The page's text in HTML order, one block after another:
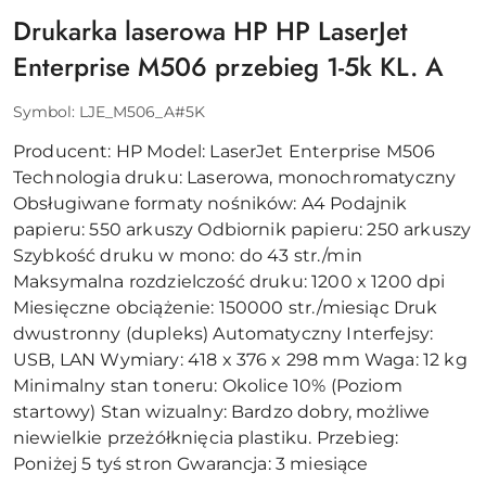
Drukarka laserowa HP HP LaserJet
Enterprise M506 przebieg 1-5k KL. A
Symbol: LJE_M506_A#5K
Producent: HP Model: LaserJet Enterprise M506
Technologia druku: Laserowa, monochromatyczny
Obsługiwane formaty nośników: A4 Podajnik
papieru: 550 arkuszy Odbiornik papieru: 250 arkuszy
Szybkość druku w mono: do 43 str./min
Maksymalna rozdzielczość druku: 1200 x 1200 dpi
Miesięczne obciążenie: 150000 str./miesiąc Druk
dwustronny (dupleks) Automatyczny Interfejsy:
USB, LAN Wymiary: 418 x 376 x 298 mm Waga: 12 kg
Minimalny stan toneru: Okolice 10% (Poziom
startowy) Stan wizualny: Bardzo dobry, możliwe
niewielkie przeżółknięcia plastiku. Przebieg:
Poniżej 5 tyś stron Gwarancja: 3 miesiące